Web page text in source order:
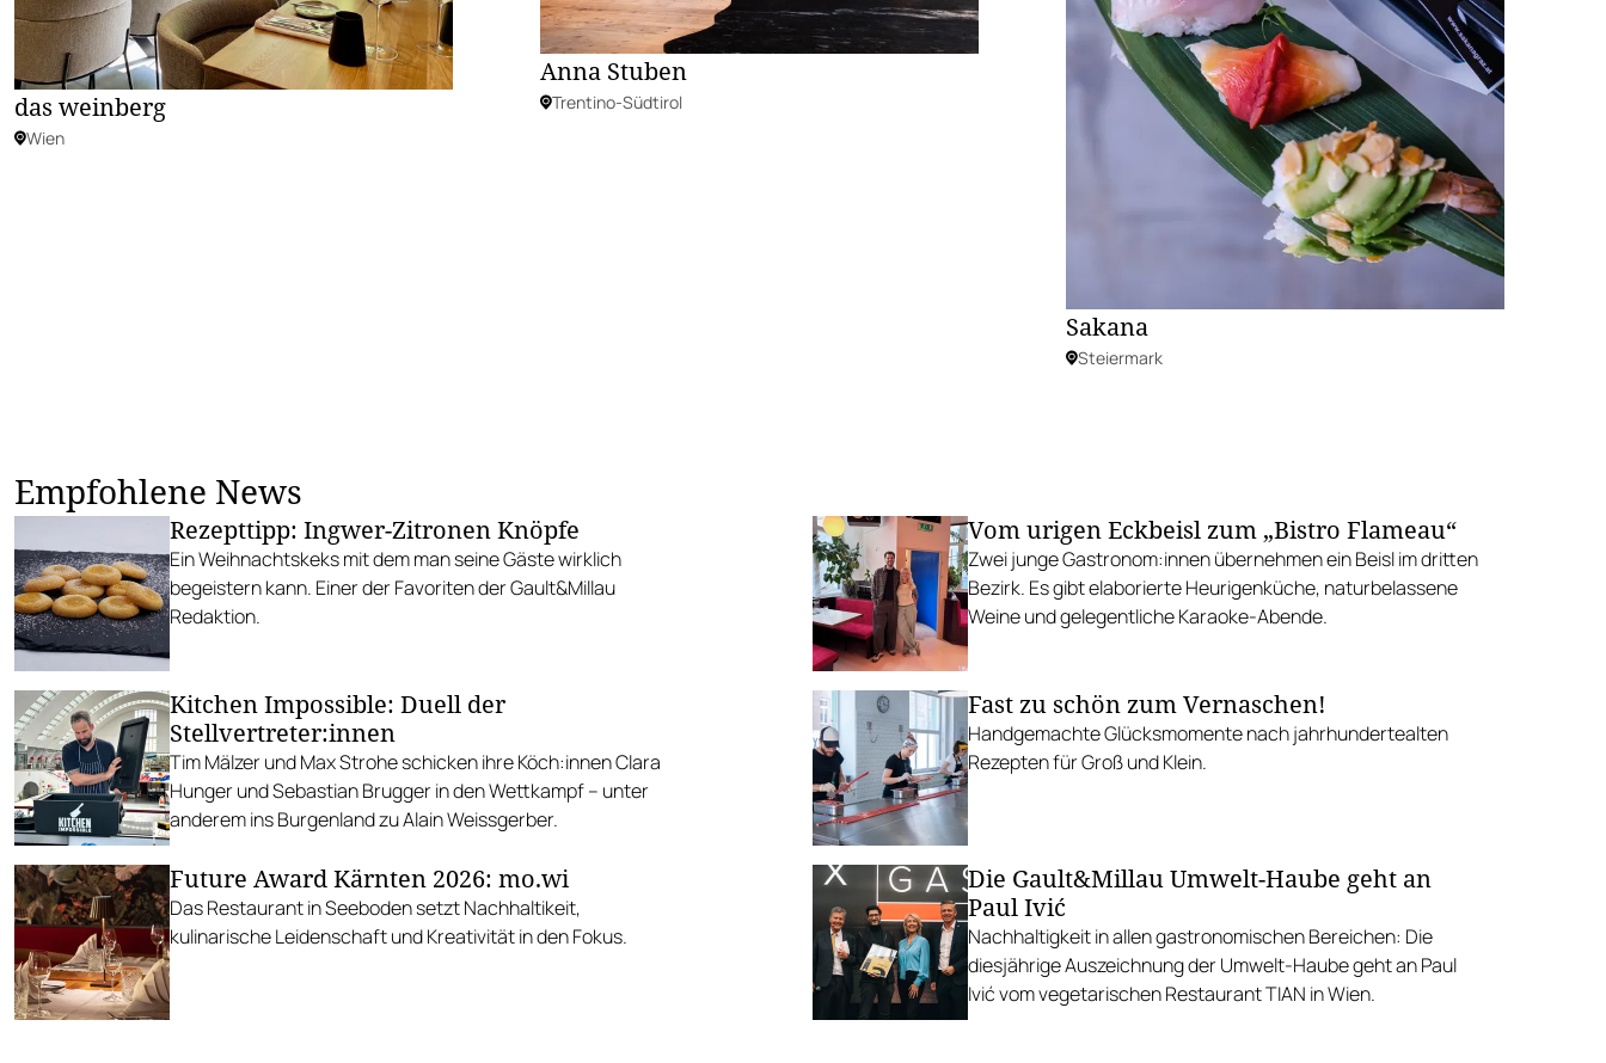
das weinberg
Wien
Anna Stuben
Trentino-Südtirol
Sakana
Steiermark
Empfohlene News
Rezepttipp: Ingwer-Zitronen Knöpfe
Ein Weihnachtskeks mit dem man seine Gäste wirklich
begeistern kann. Einer der Favoriten der Gault&Millau
Redaktion.
Vom urigen Eckbeisl zum „Bistro Flameau“
Zwei junge Gastronom:innen übernehmen ein Beisl im dritten
Bezirk. Es gibt elaborierte Heurigenküche, naturbelassene
Weine und gelegentliche Karaoke-Abende.
Kitchen Impossible: Duell der
Stellvertreter:innen
Tim Mälzer und Max Strohe schicken ihre Köch:innen Clara
Hunger und Sebastian Brugger in den Wettkampf – unter
anderem ins Burgenland zu Alain Weissgerber.
Fast zu schön zum Vernaschen!
Handgemachte Glücksmomente nach jahrhundertealten
Rezepten für Groß und Klein.
Future Award Kärnten 2026: mo.wi
Das Restaurant in Seeboden setzt Nachhaltikeit,
kulinarische Leidenschaft und Kreativität in den Fokus.
Die Gault&Millau Umwelt-Haube geht an
Paul Ivić
Nachhaltigkeit in allen gastronomischen Bereichen: Die
diesjährige Auszeichnung der Umwelt-Haube geht an Paul
Ivić vom vegetarischen Restaurant TIAN in Wien.